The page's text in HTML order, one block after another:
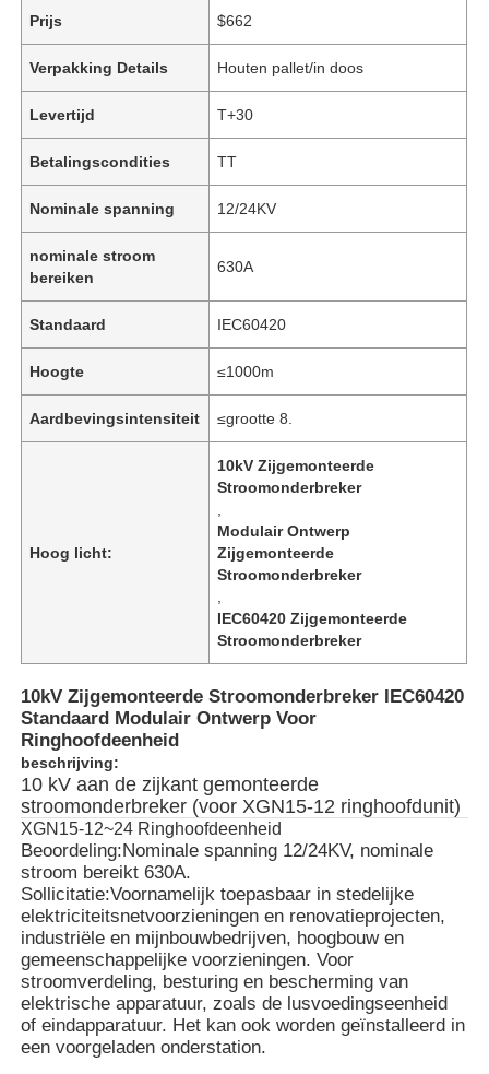
Prijs $662
Verpakking Details Houten pallet/in doos
Levertijd T+30
Betalingscondities TT
Nominale spanning 12/24KV
nominale stroom
bereiken
630A
Standaard IEC60420
Hoogte ≤1000m
Aardbevingsintensiteit ≤grootte 8.
Hoog licht:
10kV Zijgemonteerde
Stroomonderbreker
Modulair Ontwerp
Zijgemonteerde
Stroomonderbreker
IEC60420 Zijgemonteerde
Stroomonderbreker
10kV Zijgemonteerde Stroomonderbreker IEC60420
Standaard Modulair Ontwerp Voor
Ringhoofdeenheid
beschrijving:
10 kV aan de zijkant gemonteerde
stroomonderbreker (voor XGN15-12 ringhoofdunit)
XGN15-12~24 Ringhoofdeenheid
Beoordeling:Nominale spanning 12/24KV, nominale
stroom bereikt 630A.
Sollicitatie:Voornamelijk toepasbaar in stedelijke
elektriciteitsnetvoorzieningen en renovatieprojecten,
industriële en mijnbouwbedrijven, hoogbouw en
gemeenschappelijke voorzieningen. Voor
stroomverdeling, besturing en bescherming van
elektrische apparatuur, zoals de lusvoedingseenheid
of eindapparatuur. Het kan ook worden geïnstalleerd in
een voorgeladen onderstation.